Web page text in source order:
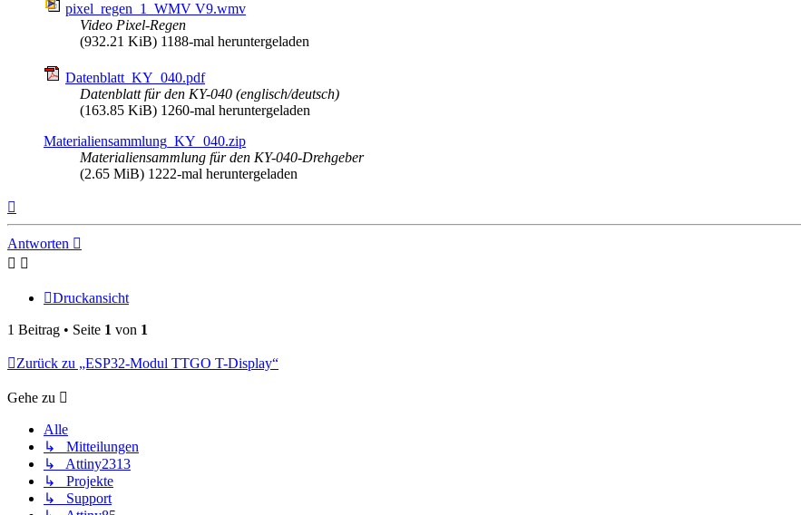
pixel_regen_1_WMV V9.wmv
Video Pixel-Regen
(932.21 KiB) 1188-mal heruntergeladen
Datenblatt_KY_040.pdf
Datenblatt für den KY-040 (englisch/deutsch)
(163.85 KiB) 1260-mal heruntergeladen
Materialiensammlung_KY_040.zip
Materialiensammlung für den KY-040-Drehgeber
(2.65 MiB) 1222-mal heruntergeladen
Antworten
Druckansicht
1 Beitrag • Seite 1 von 1
Zurück zu „ESP32-Modul TTGO T-Display“
Gehe zu
Alle
↳ Mitteilungen
↳ Attiny2313
↳ Projekte
↳ Support